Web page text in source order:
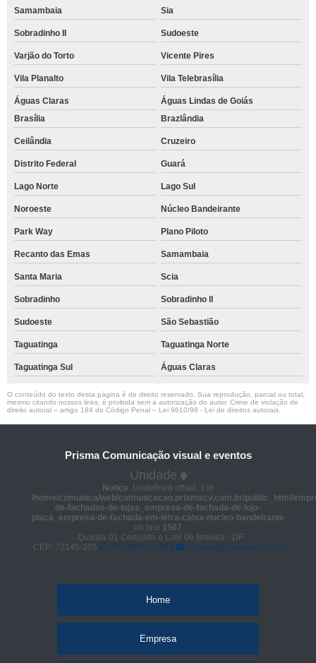
Samambaia Sia
Sobradinho II Sudoeste
Varjão do Torto Vicente Pires
Vila Planalto Vila Telebrasília
Águas Claras
Águas Lindas de Goiás
Brasília
Brazlândia
Ceilândia Cruzeiro
Distrito Federal Guará
Lago Norte Lago Sul
Noroeste Núcleo Bandeirante
Park Way Plano Piloto
Recanto das Emas Samambaia
Santa Maria Scia
Sobradinho Sobradinho ll
Sudoeste São Sebastião
Taguatinga Taguatinga Norte
Taguatinga Sul Águas Claras
O conteúdo do texto desta página é de direito reservado. Sua reprodução, parcial ou total,
mesmo citando nossos links, é proibida sem a autorização do autor. Crime de violação de
direito autoral – artigo 184 do Código Penal – Lei 9610/98 - Lei de direitos autorais
Prisma Comunicação visual e eventos
Unidade
Notice: Undefined offset: 3 in
/home/comunica/web/comunicacao.prismacv.com.br/public_html/
de-fachadas-de-lojas_empresa-de-fachada-de-loja-
placa_empresa-de-fachada-em-letra-caixa-nucleo-bandeirante
on line 1567
- Quadra 01 Conjunto e Lote 06 Brasília - DF
CEP: 72145-105
(61) 98664-2818 prisma@prismacv.com.br
Home
Empresa